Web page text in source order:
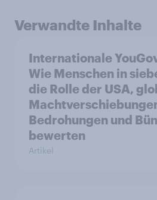
Verwandte Inhalte
Internationale
Wie Menschen in
die Rolle der USA,
Bedrohungen und
bewerten
Artikel